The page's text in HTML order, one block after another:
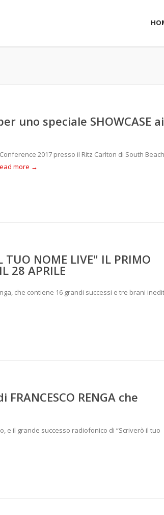
uno speciale SHOWCASE ai
2017 presso il Ritz Carlton di South
more →
TUO NOME LIVE" IL PRIMO
28 APRILE
che contiene 16 grandi successi e tre brani
RENGA che
e il grande successo radiofonico di “Scriverò il tuo